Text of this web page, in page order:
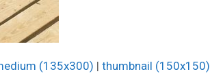
(135x300) | thumbnail (150x150)